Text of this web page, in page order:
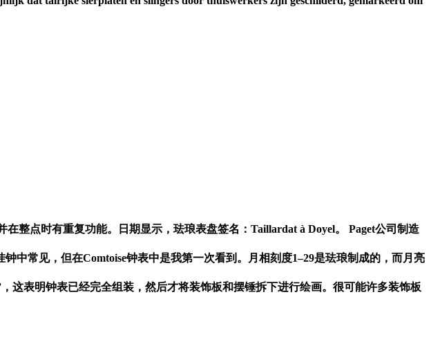
整点时有重复功能。日期显示，珐琅表盘签名： Taillardat à Doyel。 Paget公司制造
钟中常见，但在Comtoise钟表中是我第一次看到。月相刻度1–29是珐琅制成的，而月亮
，这表明钟表已经完全组装，然后才将装饰板和摆锤拆下进行绘画。很可能许多装饰板